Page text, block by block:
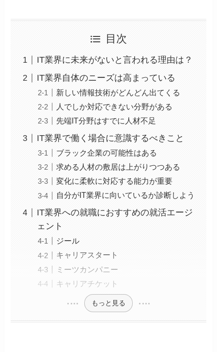
目次
IT業界に未来がないと言われる理由は？
IT業界自体のニーズは高まっている
新しい情報技術がどんどん出てくる
人でしか対応できない分野がある
先端IT分野はすでに人材不足
IT業界で働く場合に意識するべきこと
ブラック企業の可能性はある
求める人材の敷居は上がりつつある
変化に柔軟に対応する能力が重要
自分がIT業界に向いているか診断しよう
IT業界への就職におすすめの就活エージ
ェント
ジール
キャリアスタート
ミーツカンパニー
キャリアチケット
もっと見る